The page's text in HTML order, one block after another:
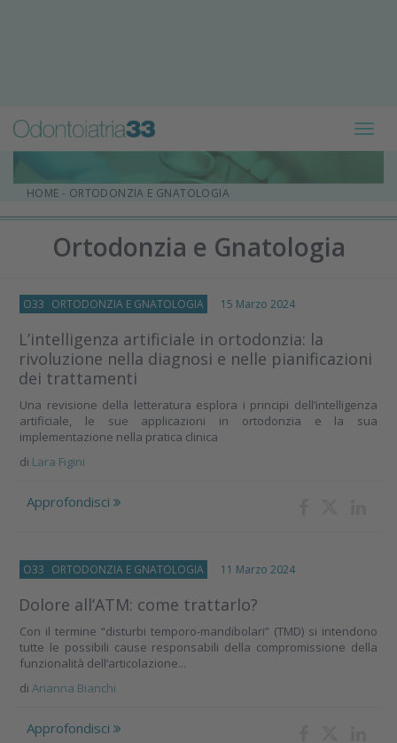
HOME - ORTODONZIA E GNATOLOGIA
Ortodonzia e Gnatologia
O33 ORTODONZIA E GNATOLOGIA 15 Marzo 2024
L’intelligenza artificiale in ortodonzia: la
rivoluzione nella diagnosi e nelle pianificazioni
dei trattamenti
Una revisione della letteratura esplora i principi dell’intelligenza
artificiale, le sue applicazioni in ortodonzia e la sua
implementazione nella pratica clinica
di Lara Figini
Approfondisci
O33 ORTODONZIA E GNATOLOGIA 11 Marzo 2024
Dolore all’ATM: come trattarlo?
Con il termine “disturbi temporo-mandibolari” (TMD) si intendono
tutte le possibili cause responsabili della compromissione della
funzionalità dell’articolazione...
di Arianna Bianchi
Approfondisci